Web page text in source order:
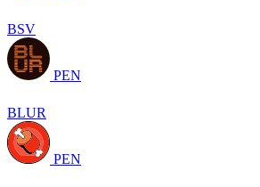
BSV
PEN
BLUR
PEN